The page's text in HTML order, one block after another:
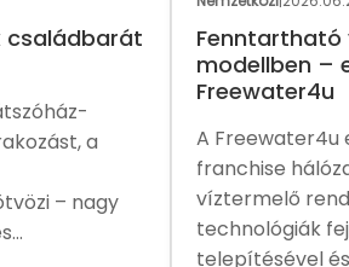
vízellátás franchise
ezt kínálja a
egy nemzetközi
amely légköri
és víztisztítási
fejlesztésével,
A